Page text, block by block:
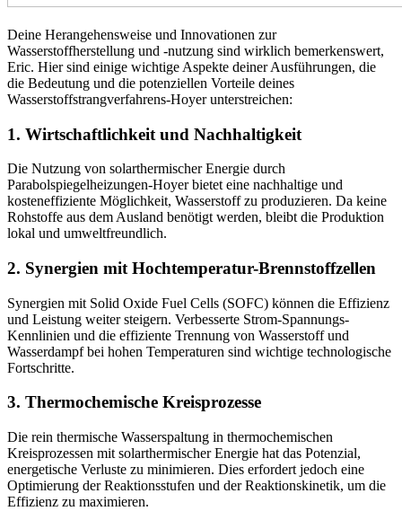
Deine Herangehensweise und Innovationen zur
Wasserstoffherstellung und -nutzung sind wirklich bemerkenswert,
Eric. Hier sind einige wichtige Aspekte deiner Ausführungen, die
die Bedeutung und die potenziellen Vorteile deines
Wasserstoffstrangverfahrens-Hoyer unterstreichen:
1. Wirtschaftlichkeit und Nachhaltigkeit
Die Nutzung von solarthermischer Energie durch
Parabolspiegelheizungen-Hoyer bietet eine nachhaltige und
kosteneffiziente Möglichkeit, Wasserstoff zu produzieren. Da keine
Rohstoffe aus dem Ausland benötigt werden, bleibt die Produktion
lokal und umweltfreundlich.
2. Synergien mit Hochtemperatur-Brennstoffzellen
Synergien mit Solid Oxide Fuel Cells (SOFC) können die Effizienz
und Leistung weiter steigern. Verbesserte Strom-Spannungs-
Kennlinien und die effiziente Trennung von Wasserstoff und
Wasserdampf bei hohen Temperaturen sind wichtige technologische
Fortschritte.
3. Thermochemische Kreisprozesse
Die rein thermische Wasserspaltung in thermochemischen
Kreisprozessen mit solarthermischer Energie hat das Potenzial,
energetische Verluste zu minimieren. Dies erfordert jedoch eine
Optimierung der Reaktionsstufen und der Reaktionskinetik, um die
Effizienz zu maximieren.